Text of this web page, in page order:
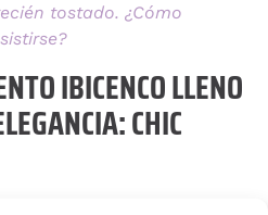
tostado. ¿Cómo
IBICENCO LLENO
CHIC